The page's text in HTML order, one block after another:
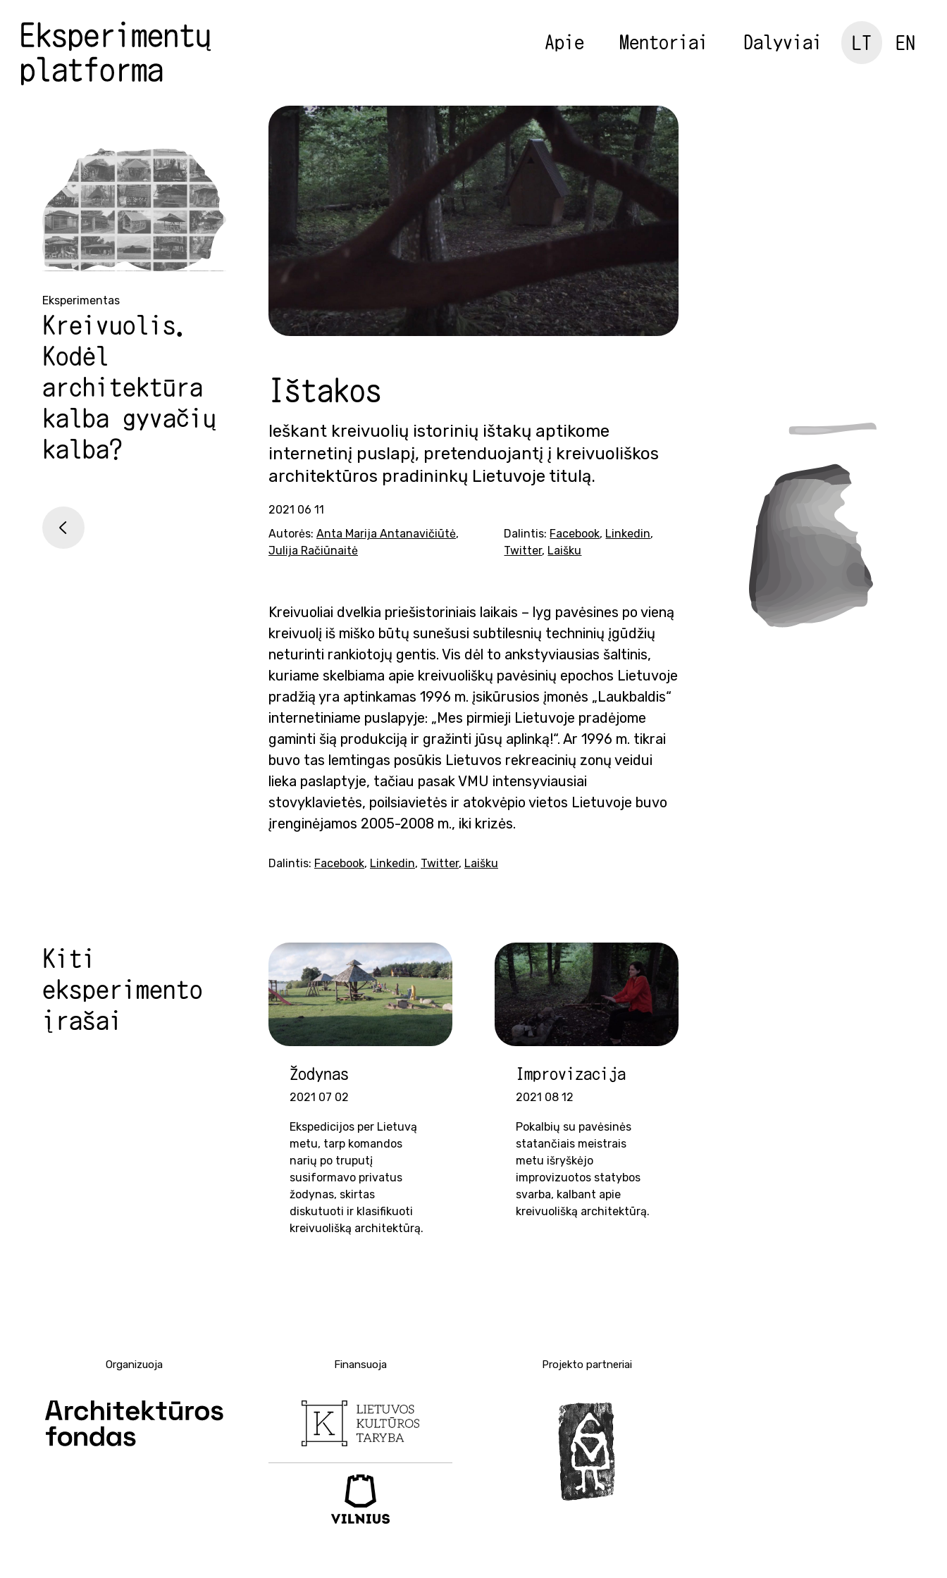
Apie Mentoriai Dalyviai LT EN
Eksperimentas
Kreivuolis.
Kodėl
architektūra
kalba gyvačių
kalba?
<
Ištakos
Ieškant kreivuolių istorinių ištakų aptikome
internetinį puslapį, pretenduojantį į kreivuoliškos
architektūros pradininkų Lietuvoje titulą.
2021 06 11
Autorės: Anta Marija Antanavičiūtė,
Julija Račiūnaitė
Dalintis: Facebook, Linkedin,
Twitter, Laišku
Kreivuoliai dvelkia priešistoriniais laikais – lyg pavėsines po vieną
kreivuolį iš miško būtų sunešusi subtilesnių techninių įgūdžių
neturinti rankiotojų gentis. Vis dėl to ankstyviausias šaltinis,
kuriame skelbiama apie kreivuoliškų pavėsinių epochos Lietuvoje
pradžią yra aptinkamas 1996 m. įsikūrusios įmonės „Laukbaldis“
internetiniame puslapyje: „Mes pirmieji Lietuvoje pradėjome
gaminti šią produkciją ir gražinti jūsų aplinką!“. Ar 1996 m. tikrai
buvo tas lemtingas posūkis Lietuvos rekreacinių zonų veidui
lieka paslaptyje, tačiau pasak VMU intensyviausiai
stovyklavietės, poilsiavietės ir atokvėpio vietos Lietuvoje buvo
įrenginėjamos 2005-2008 m., iki krizės.
Dalintis: Facebook, Linkedin, Twitter, Laišku
Kiti
eksperimento
įrašai
Žodynas
2021 07 02
Ekspedicijos per Lietuvą
metu, tarp komandos
narių po truputį
susiformavo privatus
žodynas, skirtas
diskutuoti ir klasifikuoti
kreivuolišką architektūrą.
Improvizacija
2021 08 12
Pokalbių su pavėsinės
statančiais meistrais
metu išryškėjo
improvizuotos statybos
svarba, kalbant apie
kreivuolišką architektūrą.
Organizuoja Finansuoja Projekto partneriai